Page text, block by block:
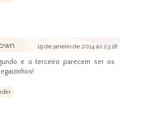
19 de janeiro de 2014 às 23:18
e o terceiro parecem ser os